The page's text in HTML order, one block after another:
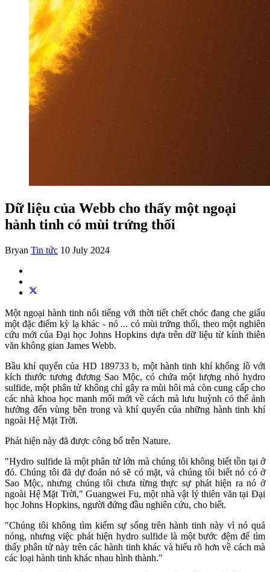
Dữ liệu của Webb cho thấy một ngoại
hành tinh có mùi trứng thối
Bryan Tin tức 10 July 2024
Một ngoại hành tinh nổi tiếng với thời tiết chết chóc đang che giấu
một đặc điểm kỳ lạ khác - nó ... có mùi trứng thối, theo một nghiên
cứu mới của Đại học Johns Hopkins dựa trên dữ liệu từ kính thiên
văn không gian James Webb.
Bầu khí quyển của HD 189733 b, một hành tinh khí khổng lồ với
kích thước tương đương Sao Mộc, có chứa một lượng nhỏ hydro
sulfide, một phân tử không chỉ gây ra mùi hôi mà còn cung cấp cho
các nhà khoa học manh mối mới về cách mà lưu huỳnh có thể ảnh
hưởng đến vùng bên trong và khí quyển của những hành tinh khí
ngoài Hệ Mặt Trời.
Phát hiện này đã được công bố trên Nature.
"Hydro sulfide là một phân tử lớn mà chúng tôi không biết tồn tại ở
đó. Chúng tôi đã dự đoán nó sẽ có mặt, và chúng tôi biết nó có ở
Sao Mộc, nhưng chúng tôi chưa từng thực sự phát hiện ra nó ở
ngoài Hệ Mặt Trời," Guangwei Fu, một nhà vật lý thiên văn tại Đại
học Johns Hopkins, người đứng đầu nghiên cứu, cho biết.
"Chúng tôi không tìm kiếm sự sống trên hành tinh này vì nó quá
nóng, nhưng việc phát hiện hydro sulfide là một bước đệm để tìm
thấy phân tử này trên các hành tinh khác và hiểu rõ hơn về cách mà
các loại hành tinh khác nhau hình thành."